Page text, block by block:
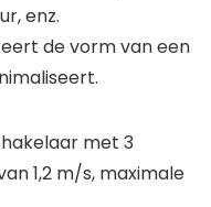
enz.
de vorm van een
met 3
1,2 m/s, maximale